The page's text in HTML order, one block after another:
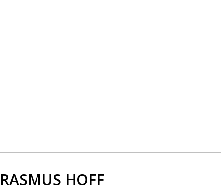
RASMUS HOFF